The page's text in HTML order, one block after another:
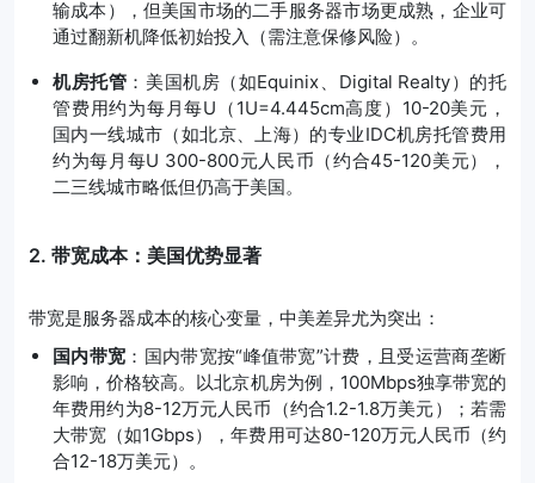
输成本），但美国市场的二手服务器市场更成熟，企业可
通过翻新机降低初始投入（需注意保修风险）。
机房托管 ：美国机房（如Equinix、Digital Realty）的托
管费用约为每月每U（1U=4.445cm高度）10-20美元，
国内一线城市（如北京、上海）的专业IDC机房托管费用
约为每月每U 300-800元人民币（约合45-120美元），
二三线城市略低但仍高于美国。
2. 带宽成本：美国优势显著
带宽是服务器成本的核心变量，中美差异尤为突出：
国内带宽 ：国内带宽按“峰值带宽”计费，且受运营商垄断
影响，价格较高。以北京机房为例，100Mbps独享带宽的
年费用约为8-12万元人民币（约合1.2-1.8万美元）；若需
大带宽（如1Gbps），年费用可达80-120万元人民币（约
合12-18万美元）。